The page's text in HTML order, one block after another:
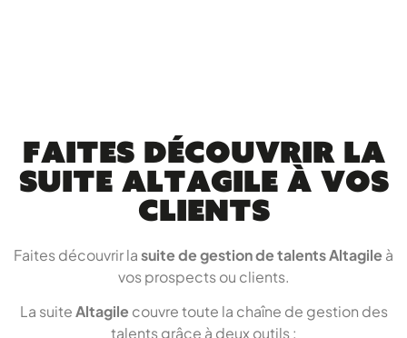
Faites découvrir la
suite Altagile à vos
clients
Faites découvrir lasuite de gestion de talentsAltagile à
vos prospects ou clients.
La suiteAltagile couvre toute la chaîne de gestion des
talents grâce à deux outils :